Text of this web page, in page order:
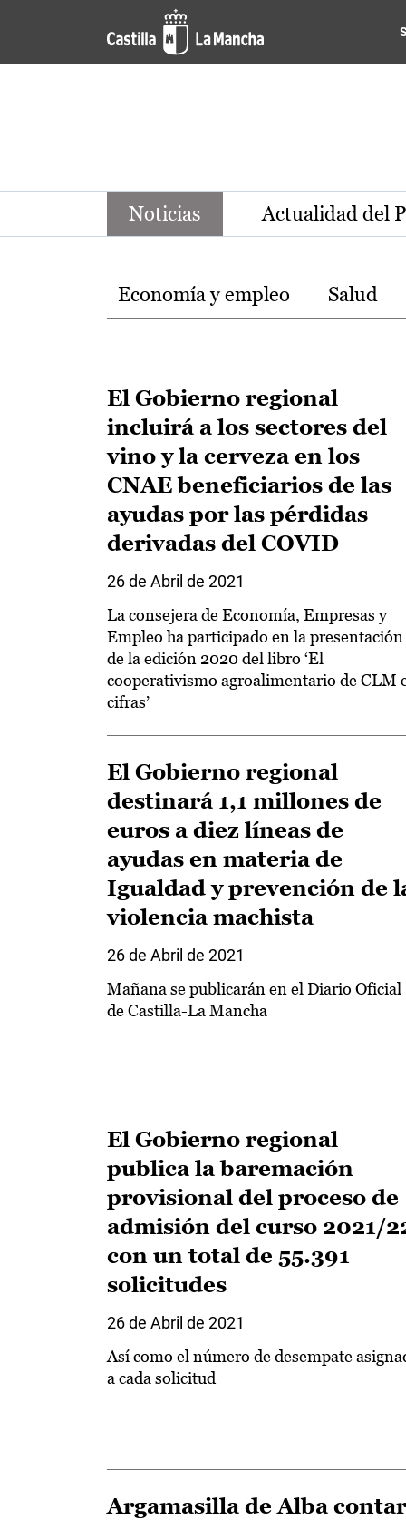
Pasar al contenido principal
Noticias de la región de
Noticias Actualidad del
Temas
Economía y empleo Salud
El Gobierno regional
incluirá a los sectores del
vino y la cerveza en los
CNAE beneficiarios de las
ayudas por las pérdidas
derivadas del COVID
26 de Abril de 2021
La consejera de Economía, Empresas y
Empleo ha participado en la presentación
de la edición 2020 del libro ‘El
cooperativismo agroalimentario de CLM
cifras’
El Gobierno regional
destinará 1,1 millones de
euros a diez líneas de
ayudas en materia de
Igualdad y prevención de
violencia machista
26 de Abril de 2021
Mañana se publicarán en el Diario Oficial
de Castilla-La Mancha
El Gobierno regional
publica la baremación
provisional del proceso de
admisión del curso 2021/
con un total de 55.391
solicitudes
26 de Abril de 2021
Así como el número de desempate
a cada solicitud
Argamasilla de Alba